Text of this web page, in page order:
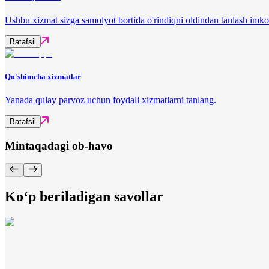
Ushbu xizmat sizga samolyot bortida o'rindiqni oldindan tanlash
Batafsil
Qo'shimcha xizmatlar
Yanada qulay parvoz uchun foydali xizmatlarni tanlang.
Batafsil
Mintaqadagi ob-havo
Ko‘p beriladigan savollar